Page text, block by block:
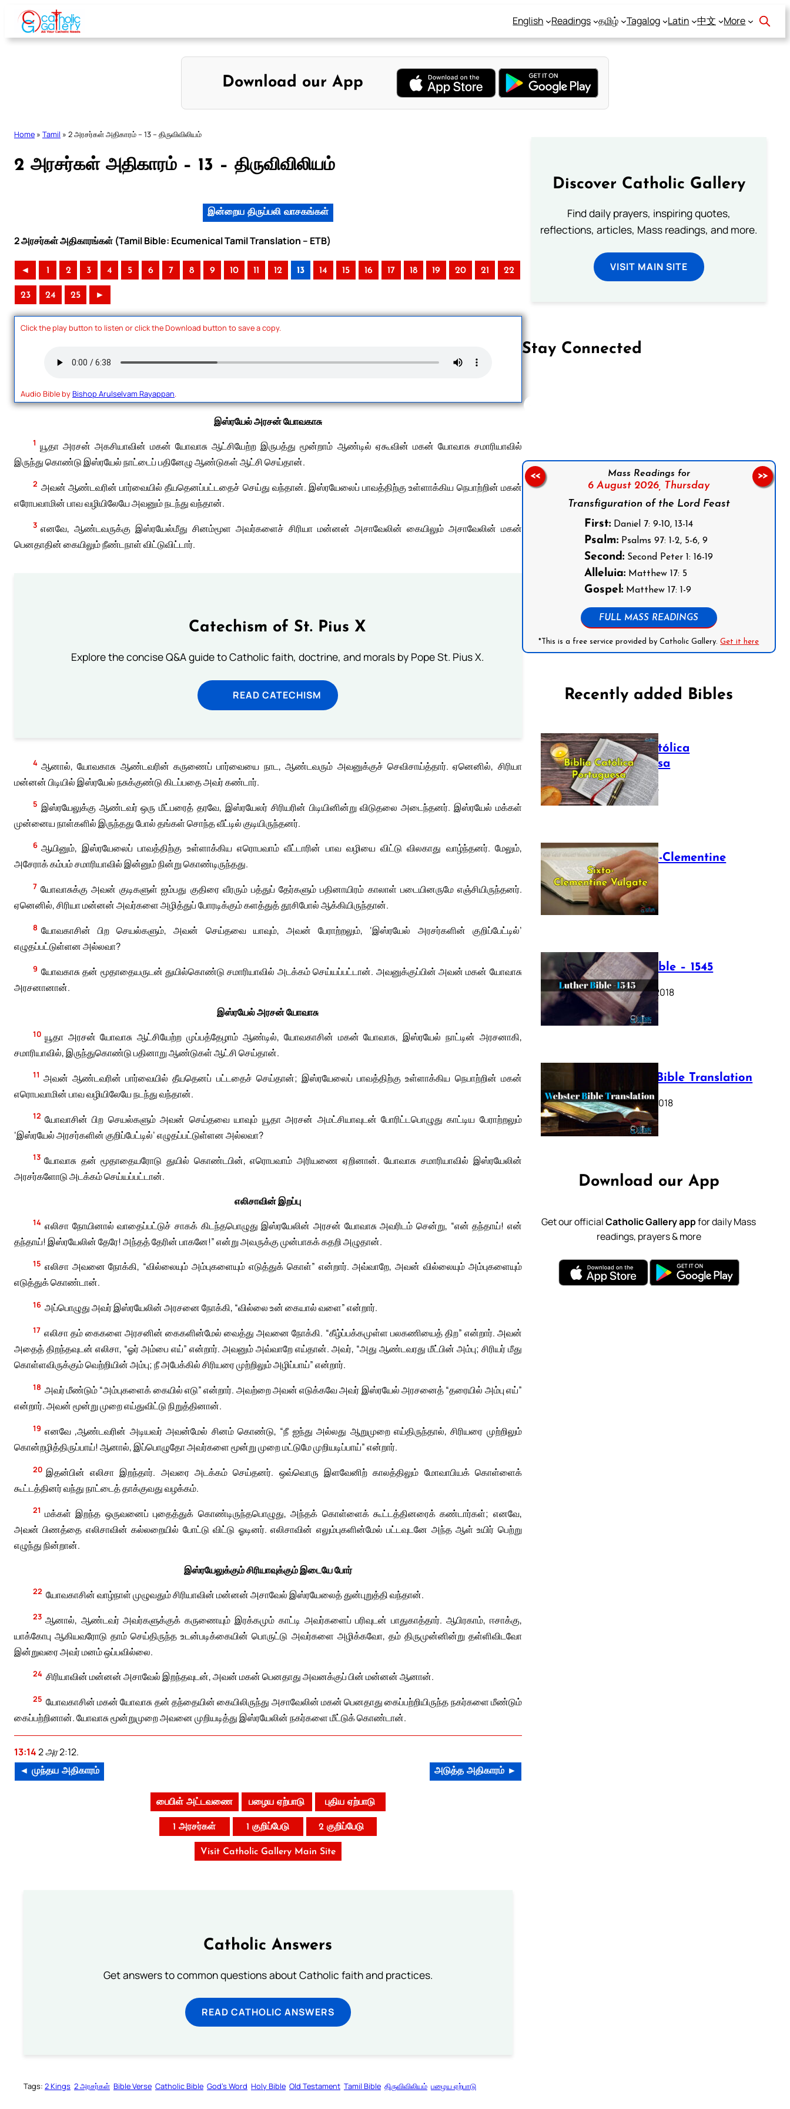
Skip
content
English Readings தமிழ் Tagalog Latin 中文 More
Download our App
Home » Tamil » 2 அரசர்கள் அதிகாரம் – 13 – திருவிவிலியம்
2 அரசர்கள் அதிகாரம் – 13 – திருவிவிலியம்
இன்றைய திருப்பலி வாசகங்கள்
2 அரசர்கள் அதிகாரங்கள் (Tamil Bible: Ecumenical Tamil Translation – ETB)
◄ 1 2 3 4 5 6 7 8 9 10 11 12 13 14 15 16 17 18 19 20 21 22
23 24 25 ►
Click the play button to listen or click the Download button to save a copy.
Audio Bible byBishop Arulselvam Rayappan.
இஸ்ரயேல் அரசன் யோவகாசு
1 யூதா அரசன் அகசியாவின் மகன் யோவாசு ஆட்சியேற்ற இருபத்து மூன்றாம் ஆண்டில் ஏகூவின் மகன் யோவாசு சமாரியாவில்
இருந்து கொண்டு இஸ்ரயேல் நாட்டைப் பதினேழு ஆண்டுகள் ஆட்சி செய்தான்.
2 அவன் ஆண்டவரின் பார்வையில் தீயதெனப்பட்டதைச் செய்து வந்தான். இஸ்ரயேலைப் பாவத்திற்கு உள்ளாக்கிய நெபாற்றின் மகன்
எரோபவாமின் பாவ வழியிலேயே அவனும் நடந்து வந்தான்.
3 எனவே, ஆண்டவருக்கு இஸ்ரயேல்மீது சினம்மூள அவர்களைச் சிரியா மன்னன் அசாவேலின் கையிலும் அசாவேலின் மகன்
பெனதாதின் கையிலும் நீண்டநாள் விட்டுவிட்டார்.
Catechism of St. Pius X
Explore the concise Q&A guide to Catholic faith, doctrine, and morals by Pope St. Pius X.
READ CATECHISM
4 ஆனால், யோவகாசு ஆண்டவரின் கருணைப் பார்வையை நாட, ஆண்டவரும் அவனுக்குச் செவிசாய்த்தார். ஏனெனில், சிரியா
மன்னன் பிடியில் இஸ்ரயேல் நசுக்குண்டு கிடப்பதை அவர் கண்டார்.
5 இஸ்ரயேலுக்கு ஆண்டவர் ஒரு மீட்பரைத் தரவே, இஸ்ரயேலர் சிரியரின் பிடியினின்று விடுதலை அடைந்தனர். இஸ்ரயேல் மக்கள்
முன்னைய நாள்களில் இருந்தது போல் தங்கள் சொந்த வீட்டில் குடியிருந்தனர்.
6 ஆயினும், இஸ்ரயேலைப் பாவத்திற்கு உள்ளாக்கிய எரொபவாம் வீட்டாரின் பாவ வழியை விட்டு விலகாது வாழ்ந்தனர். மேலும்,
அசேராக் கம்பம் சமாரியாவில் இன்னும் நின்று கொண்டிருந்தது.
7 யோவாசுக்கு அவன் குடிகளுள் ஐம்பது குதிரை வீரரும் பத்துப் தேர்களும் பதினாயிரம் காலாள் படையினருமே எஞ்சியிருந்தனர்.
ஏனெனில், சிரியா மன்னன் அவர்களை அழித்துப் போரடிக்கும் களத்துத் தூசிபோல் ஆக்கியிருந்தான்.
8 யோவகாசின் பிற செயல்களும், அவன் செய்தவை யாவும், அவன் பேராற்றலும், ‘இஸ்ரயேல் அரசர்களின் குறிப்பேட்டில்’
எழுதப்பட்டுள்ளன அல்லவா?
9 யோவகாசு தன் மூதாதையருடன் துயில்கொண்டு சமாரியாவில் அடக்கம் செய்யப்பட்டான். அவனுக்குப்பின் அவன் மகன் யோவாசு
அரசனானான்.
இஸ்ரயேல் அரசன் யோவாசு
10 யூதா அரசன் யோவாசு ஆட்சியேற்ற முப்பத்தேழாம் ஆண்டில், யோவகாசின் மகன் யோவாசு, இஸ்ரயேல் நாட்டின் அரசனாகி,
சமாரியாவில், இருந்துகொண்டு பதினாறு ஆண்டுகள் ஆட்சி செய்தான்.
11 அவன் ஆண்டவரின் பார்வையில் தீயதெனப் பட்டதைச் செய்தான்; இஸ்ரயேலைப் பாவத்திற்கு உள்ளாக்கிய நெபாற்றின் மகன்
எரொபவாமின் பாவ வழியிலேயே நடந்து வந்தான்.
12 யோவாசின் பிற செயல்களும் அவன் செய்தவை யாவும் யூதா அரசன் அமட்சியாவுடன் போரிட்டபொழுது காட்டிய பேராற்றலும்
‘இஸ்ரயேல் அரசர்களின் குறிப்பேட்டில்’ எழுதப்பட்டுள்ளன அல்லவா?
13 யோவாசு தன் மூதாதையரோடு துயில் கொண்டபின், எரொபவாம் அரியணை ஏறினான். யோவாசு சமாரியாவில் இஸ்ரயேலின்
அரசர்களோடு அடக்கம் செய்யப்பட்டான்.
எலிசாவின் இறப்பு
14 எலிசா நோயினால் வாதைப்பட்டுச் சாகக் கிடந்தபொழுது இஸ்ரயேலின் அரசன் யோவாசு அவரிடம் சென்று, “என் தந்தாய்! என்
தந்தாய்! இஸ்ரயேலின் தேரே! அந்தத் தேரின் பாகனே!” என்று அவருக்கு முன்பாகக் கதறி அழுதான்.
15 எலிசா அவனை நோக்கி, “வில்லையும் அம்புகளையும் எடுத்துக் கொள்” என்றார். அவ்வாறே, அவன் வில்லையும் அம்புகளையும்
எடுத்துக் கொண்டான்.
16 அப்பொழுது அவர் இஸ்ரயேலின் அரசனை நோக்கி, “வில்லை உன் கையால் வளை” என்றார்.
17 எலிசா தம் கைகளை அரசனின் கைகளின்மேல் வைத்து அவனை நோக்கி. “கீழ்ப்பக்கமுள்ள பலகணியைத் திற” என்றார். அவன்
அதைத் திறந்தவுடன் எலிசா, “ஓர் அம்பை எய்” என்றார். அவனும் அவ்வாறே எய்தான். அவர், “அது ஆண்டவரது மீட்பின் அம்பு; சிரியர் மீது
கொள்ளவிருக்கும் வெற்றியின் அம்பு; நீ அபேக்கில் சிரியரை முற்றிலும் அழிப்பாய்” என்றார்.
18 அவர் மீண்டும் “அம்புகளைக் கையில் எடு” என்றார். அவற்றை அவன் எடுக்கவே அவர் இஸ்ரயேல் அரசனைத் “தரையில் அம்பு எய்”
என்றார். அவன் மூன்று முறை எய்துவிட்டு நிறுத்தினான்.
19 எனவே ,ஆண்டவரின் அடியவர் அவன்மேல் சினம் கொண்டு, “நீ ஐந்து அல்லது ஆறுமுறை எய்திருந்தால், சிரியரை முற்றிலும்
கொன்றழித்திருப்பாய்! ஆனால், இப்பொழுதோ அவர்களை மூன்று முறை மட்டுமே முறியடிப்பாய்” என்றார்.
20 இதன்பின் எலிசா இறந்தார். அவரை அடக்கம் செய்தனர். ஒவ்வொரு இளவேனிற் காலத்திலும் மோவாபியக் கொள்ளைக்
கூட்டத்தினர் வந்து நாட்டைத் தாக்குவது வழக்கம்.
21 மக்கள் இறந்த ஒருவனைப் புதைத்துக் கொண்டிருந்தபொழுது, அந்தக் கொள்ளைக் கூட்டத்தினரைக் கண்டார்கள்; எனவே,
அவன் பிணத்தை எலிசாவின் கல்லறையில் போட்டு விட்டு ஓடினர். எலிசாவின் எலும்புகளின்மேல் பட்டவுடனே அந்த ஆள் உயிர் பெற்று
எழுந்து நின்றான்.
இஸ்ரயேலுக்கும் சிரியாவுக்கும் இடையே போர்
22 யோவகாசின் வாழ்நாள் முழுவதும் சிரியாவின் மன்னன் அசாவேல் இஸ்ரயேலைத் துன்புறுத்தி வந்தான்.
23 ஆனால், ஆண்டவர் அவர்களுக்குக் கருணையும் இரக்கமும் காட்டி அவர்களைப் பரிவுடன் பாதுகாத்தார். ஆபிரகாம், ஈசாக்கு,
யாக்கோபு ஆகியவரோடு தாம் செய்திருந்த உடன்படிக்கையின் பொருட்டு அவர்களை அழிக்கவோ, தம் திருமுன்னின்று தள்ளிவிடவோ
இன்றுவரை அவர் மனம் ஒப்பவில்லை.
24 சிரியாவின் மன்னன் அசாவேல் இறந்தவுடன், அவன் மகன் பெனதாது அவனக்குப் பின் மன்னன் ஆனான்.
25 யோவகாசின் மகன் யோவாசு தன் தந்தையின் கையிலிருந்து அசாவேலின் மகன் பெனதாது கைப்பற்றியிருந்த நகர்களை மீண்டும்
கைப்பற்றினான். யோவாசு மூன்றுமுறை அவனை முறியடித்து இஸ்ரயேலின் நகர்களை மீட்டுக் கொண்டான்.
13:142 அர 2:12.
◄ முந்தய அதிகாரம் அடுத்த அதிகாரம் ►
பைபிள் அட்டவணை பழைய ஏற்பாடு புதிய ஏற்பாடு
1 அரசர்கள் 1 குறிப்பேடு 2 குறிப்பேடு
Visit Catholic Gallery Main Site
Catholic Answers
Get answers to common questions about Catholic faith and practices.
READ CATHOLIC ANSWERS
Tags: 2 Kings 2 அரசர்கள் Bible Verse Catholic Bible God’s Word Holy Bible Old Testament Tamil Bible திருவிவிலியம் பழைய ஏற்பாடு
Discover Catholic Gallery
Find daily prayers, inspiring quotes,
reflections, articles, Mass readings, and more.
VISIT MAIN SITE
Stay Connected
Follow us on Facebook
Mass Readings for
6 August 2026, Thursday
Transfiguration of the Lord Feast
First: Daniel 7: 9-10, 13-14
Psalm: Psalms 97: 1-2, 5-6, 9
Second: Second Peter 1: 16-19
Alleluia: Matthew 17: 5
Gospel: Matthew 17: 1-9
FULL MASS READINGS
*This is a free service provided by Catholic Gallery.Get it here
<< >>
Recently added Bibles
Bíblia Católica
Portuguesa
July 16, 2025
The Sixto-Clementine
Vulgate
July 12, 2025
Luther Bible – 1545
October 17, 2018
Webster Bible Translation
October 11, 2018
Download our App
Get our officialCatholic Gallery appfor daily Mass
readings, prayers & more